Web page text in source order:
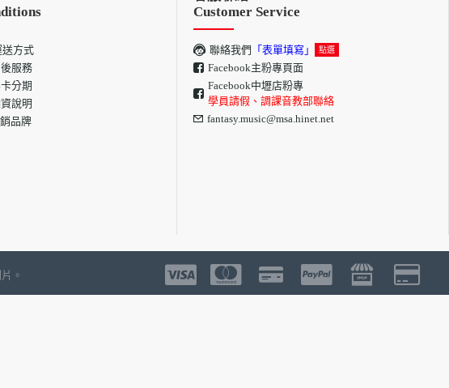
送方式
服務
分期
說明
品牌
Customer Service
聯絡我們 「表單填寫」 點選
Facebook主粉專頁面
Facebook中壢店粉專
學員請假、調課音教部聯絡
fantasy.music@msa.hinet.net
。